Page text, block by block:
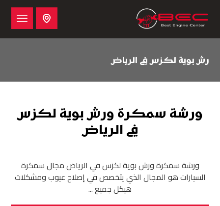
رش بوية لكزس في الرياض
ورشة سمكرة ورش بوية لكزس
في الرياض
ورشة سمكرة ورش بوية لكزس في الرياض مجال سمكرة
السيارات هو المجال الذي يتخصص في إصلاح عيوب ومشكلات
هيكل جميع ...